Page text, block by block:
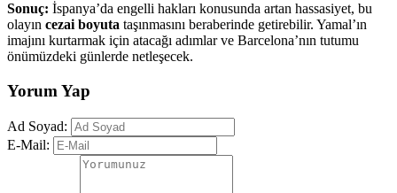
Sonuç: İspanya’da engelli hakları konusunda artan hassasiyet, bu
olayın cezai boyuta taşınmasını beraberinde getirebilir. Yamal’ın
imajını kurtarmak için atacağı adımlar ve Barcelona’nın tutumu
önümüzdeki günlerde netleşecek.
Yorum Yap
Ad Soyad:
E-Mail: